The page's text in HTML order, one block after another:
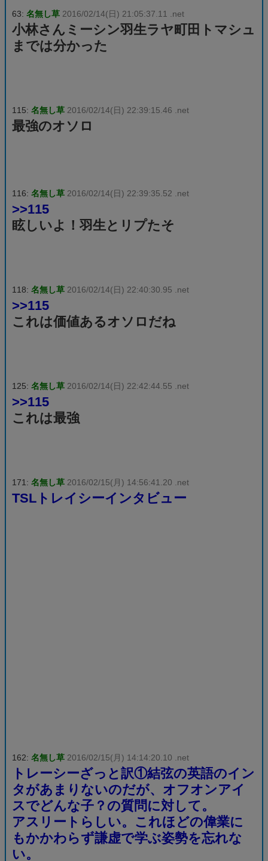
63: 名無し草 2016/02/14(日) 21:05:37.11 .net
小林さんミーシン羽生ラヤ町田トマシュ
までは分かった
115: 名無し草 2016/02/14(日) 22:39:15.46 .net
最強のオソロ
116: 名無し草 2016/02/14(日) 22:39:35.52 .net
>>115
眩しいよ！羽生とリプたそ
118: 名無し草 2016/02/14(日) 22:40:30.95 .net
>>115
これは価値あるオソロだね
125: 名無し草 2016/02/14(日) 22:42:44.55 .net
>>115
これは最強
171: 名無し草 2016/02/15(月) 14:56:41.20 .net
TSLトレイシーインタビュー
162: 名無し草 2016/02/15(月) 14:14:20.10 .net
トレーシーざっと訳①結弦の英語のイン
タがあまりないのだが、オフオンアイ
スでどんな子？の質問に対して。
アスリートらしい。これほどの偉業に
もかかわらず謙虚で学ぶ姿勢を忘れな
い。